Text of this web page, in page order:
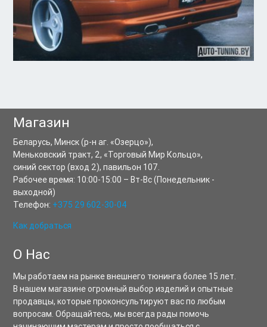
Магазин
Беларусь,Минск(р-н аг. «Озерцо»),
Меньковский тракт, 2, «Торговый Мир Кольцо»,
синий сектор (вход 2), павильон 107.
Рабочее время: 10:00-15:00 –Вт-Вс(Понедельник -
выходной)
Телефон: +375 29 602-30-04
Как добраться
О Нас
Мы работаем на рынке внешнего тюнинга более 15 лет.
В нашем магазине огромный выбор изделий и опытные
продавцы, которые проконсультируют вас по любым
вопросам. Обращайтесь, мы всегда рады помочь